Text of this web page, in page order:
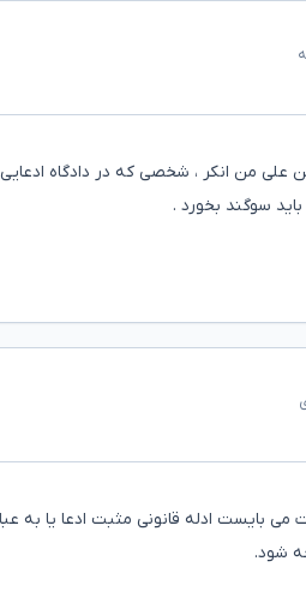
علی من انکر ، شخصی که در دادگاه
سوگند بخورد .
می بایست ادله قانونی مثبت ادعا یا
شود.